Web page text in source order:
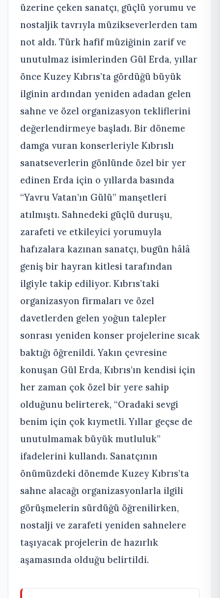
üzerine çeken sanatçı, güçlü yorumu ve
nostaljik tavrıyla müzikseverlerden tam
not aldı. Türk hafif müziğinin zarif ve
unutulmaz isimlerinden Gül Erda, yıllar
önce Kuzey Kıbrıs’ta gördüğü büyük
ilginin ardından yeniden adadan gelen
sahne ve özel organizasyon tekliflerini
değerlendirmeye başladı. Bir döneme
damga vuran konserleriyle Kıbrıslı
sanatseverlerin gönlünde özel bir yer
edinen Erda için o yıllarda basında
“Yavru Vatan’ın Gülü” manşetleri
atılmıştı. Sahnedeki güçlü duruşu,
zarafeti ve etkileyici yorumuyla
hafızalara kazınan sanatçı, bugün hâlâ
geniş bir hayran kitlesi tarafından
ilgiyle takip ediliyor. Kıbrıs’taki
organizasyon firmaları ve özel
davetlerden gelen yoğun talepler
sonrası yeniden konser projelerine sıcak
baktığı öğrenildi. Yakın çevresine
konuşan Gül Erda, Kıbrıs’ın kendisi için
her zaman çok özel bir yere sahip
olduğunu belirterek, “Oradaki sevgi
benim için çok kıymetli. Yıllar geçse de
unutulmamak büyük mutluluk”
ifadelerini kullandı. Sanatçının
önümüzdeki dönemde Kuzey Kıbrıs’ta
sahne alacağı organizasyonlarla ilgili
görüşmelerin sürdüğü öğrenilirken,
nostalji ve zarafeti yeniden sahnelere
taşıyacak projelerin de hazırlık
aşamasında olduğu belirtildi.